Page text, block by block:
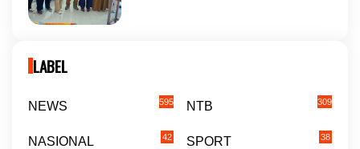
LABEL
NEWS 595 NTB 309
NASIONAL 42 SPORT 38